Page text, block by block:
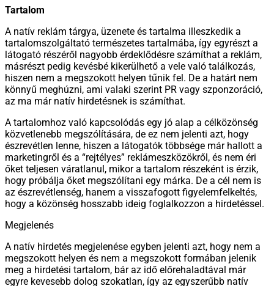
Tartalom
A natív reklám tárgya, üzenete és tartalma illeszkedik a
tartalomszolgáltató természetes tartalmába, így egyrészt a
látogató részéről nagyobb érdeklődésre számíthat a reklám,
másrészt pedig kevésbé kikerülhető a vele való találkozás,
hiszen nem a megszokott helyen tűnik fel. De a határt nem
könnyű meghúzni, ami valaki szerint PR vagy szponzoráció,
az ma már natív hirdetésnek is számíthat.
A tartalomhoz való kapcsolódás egy jó alap a célközönség
közvetlenebb megszólítására, de ez nem jelenti azt, hogy
észrevétlen lenne, hiszen a látogatók többsége már hallott a
marketingről és a “rejtélyes” reklámeszközökről, és nem éri
őket teljesen váratlanul, mikor a tartalom részeként is érzik,
hogy próbálja őket megszólítani egy márka. De a cél nem is
az észrevétlenség, hanem a visszafogott figyelemfelkeltés,
hogy a közönség hosszabb ideig foglalkozzon a hirdetéssel.
Megjelenés
A natív hirdetés megjelenése egyben jelenti azt, hogy nem a
megszokott helyen és nem a megszokott formában jelenik
meg a hirdetési tartalom, bár az idő előrehaladtával már
egyre kevesebb dolog szokatlan, így az egyszerűbb natív